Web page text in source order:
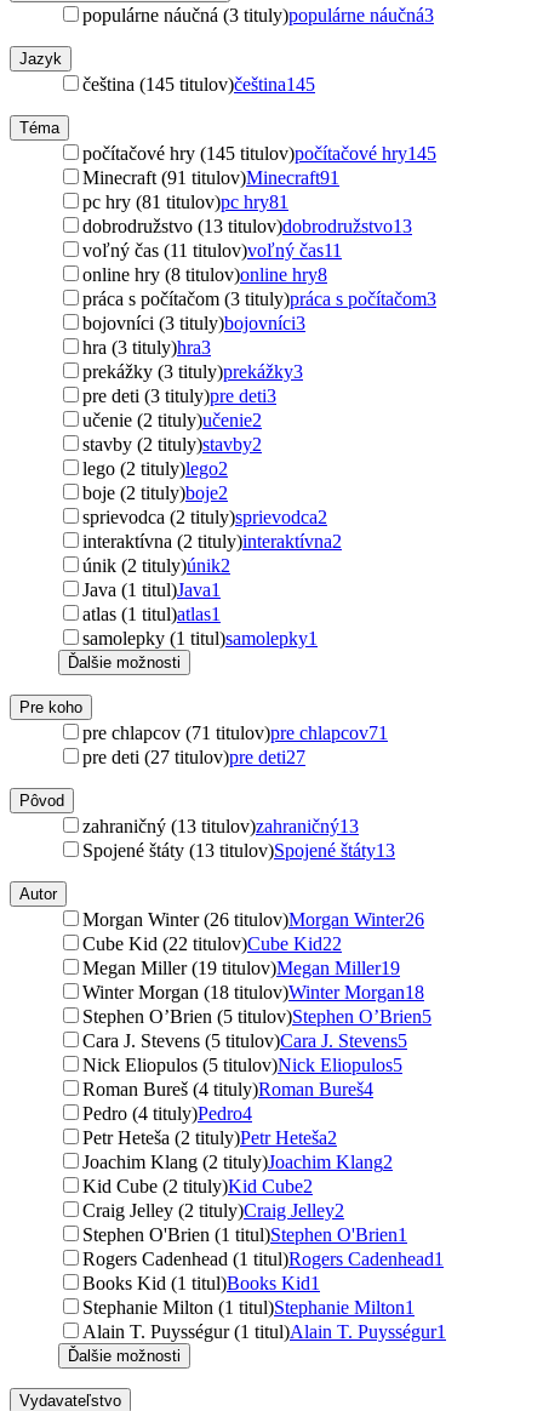
populárne náučná (3 tituly)populárne náučná3
Jazyk
čeština (145 titulov)čeština145
Téma
počítačové hry (145 titulov)počítačové hry145
Minecraft (91 titulov)Minecraft91
pc hry (81 titulov)pc hry81
dobrodružstvo (13 titulov)dobrodružstvo13
voľný čas (11 titulov)voľný čas11
online hry (8 titulov)online hry8
práca s počítačom (3 tituly)práca s počítačom3
bojovníci (3 tituly)bojovníci3
hra (3 tituly)hra3
prekážky (3 tituly)prekážky3
pre deti (3 tituly)pre deti3
učenie (2 tituly)učenie2
stavby (2 tituly)stavby2
lego (2 tituly)lego2
boje (2 tituly)boje2
sprievodca (2 tituly)sprievodca2
interaktívna (2 tituly)interaktívna2
únik (2 tituly)únik2
Java (1 titul)Java1
atlas (1 titul)atlas1
samolepky (1 titul)samolepky1
Ďalšie možnosti
Pre koho
pre chlapcov (71 titulov)pre chlapcov71
pre deti (27 titulov)pre deti27
Pôvod
zahraničný (13 titulov)zahraničný13
Spojené štáty (13 titulov)Spojené štáty13
Autor
Morgan Winter (26 titulov)Morgan Winter26
Cube Kid (22 titulov)Cube Kid22
Megan Miller (19 titulov)Megan Miller19
Winter Morgan (18 titulov)Winter Morgan18
Stephen O’Brien (5 titulov)Stephen O’Brien5
Cara J. Stevens (5 titulov)Cara J. Stevens5
Nick Eliopulos (5 titulov)Nick Eliopulos5
Roman Bureš (4 tituly)Roman Bureš4
Pedro (4 tituly)Pedro4
Petr Heteša (2 tituly)Petr Heteša2
Joachim Klang (2 tituly)Joachim Klang2
Kid Cube (2 tituly)Kid Cube2
Craig Jelley (2 tituly)Craig Jelley2
Stephen O'Brien (1 titul)Stephen O'Brien1
Rogers Cadenhead (1 titul)Rogers Cadenhead1
Books Kid (1 titul)Books Kid1
Stephanie Milton (1 titul)Stephanie Milton1
Alain T. Puysségur (1 titul)Alain T. Puysségur1
Ďalšie možnosti
Vydavateľstvo